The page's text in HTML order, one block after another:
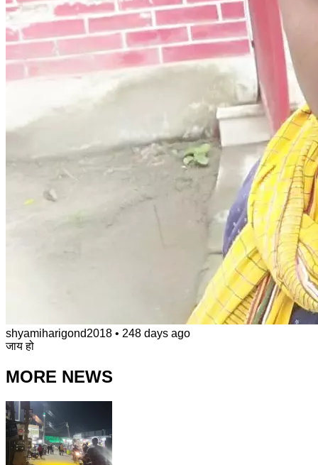
shyamiharigond2018 • 248 days ago
जाय हो
MORE NEWS